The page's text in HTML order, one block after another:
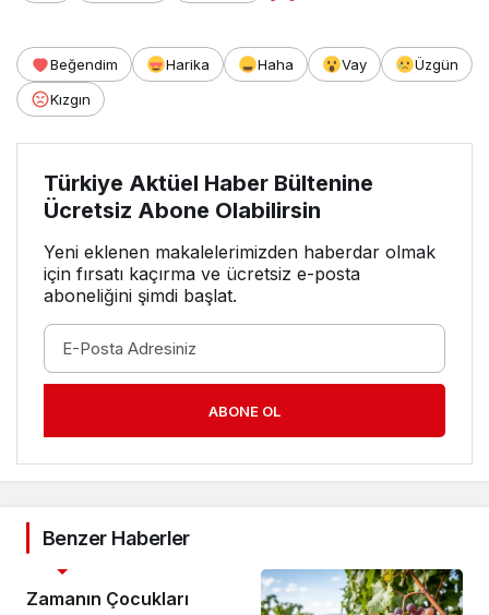
Beğendim Harika Haha Vay
Üzgün
Kızgın
Türkiye Aktüel Haber Bültenine
Ücretsiz Abone Olabilirsin
Yeni eklenen makalelerimizden haberdar olmak
için fırsatı kaçırma ve ücretsiz e-posta
aboneliğini şimdi başlat.
ABONE OL
Benzer Haberler
Zamanın Çocukları